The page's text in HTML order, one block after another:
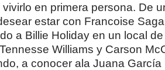
en primera persona. De
estar con Francoise
a Billie Holiday en un local
Williams y Carson
a conocer ala Juana García